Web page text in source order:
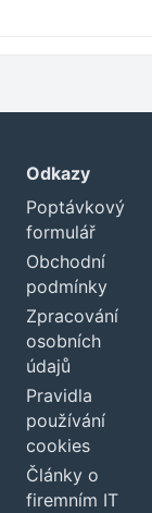
Odkazy
Poptávkový
formulář
Obchodní
podmínky
Zpracování
osobních
údajů
Pravidla
používání
cookies
Články o
firemním IT